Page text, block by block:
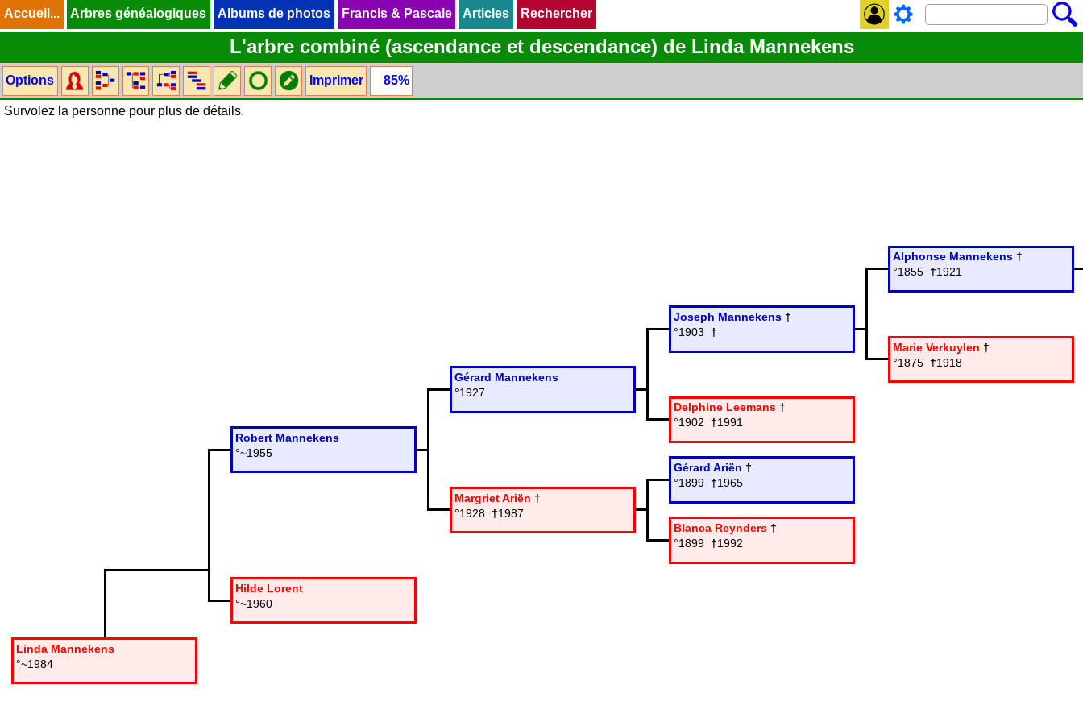
Accueil... Arbres généalogiques Albums de photos Francis & Pascale Articles Rechercher
L'arbre combiné (ascendance et descendance) de Linda Mannekens
Options Imprimer 85%
Survolez la personne pour plus de détails.
Hilde Lorent
°~1960
Robert Mannekens
°~1955
Gérard Mannekens
°1927
Margriet Ariën †
°1928 †1987
Delphine Leemans †
°1902 †1991
Gérard Ariën †
°1899 †1965
Blanca Reynders †
°1899 †1992
Joseph Mannekens †
°1903 †
Marie Verkuylen †
°1875 †1918
Alphonse Mannekens †
°1855 †1921
Linda Mannekens
°~1984
Accueil... Arbres généalogiques Albums de photos Francis & Pascale Articles Rechercher